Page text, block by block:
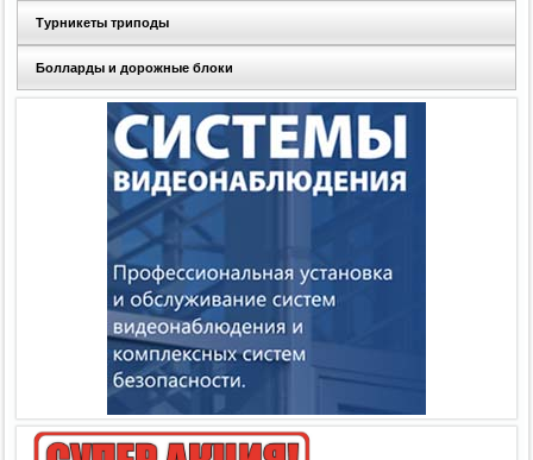
Турникеты триподы
Болларды и дорожные блоки